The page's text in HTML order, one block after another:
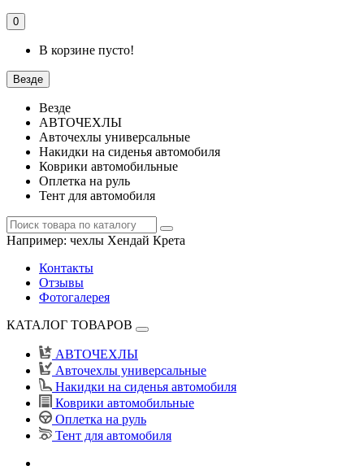
0
В корзине пусто!
Везде
Везде
АВТОЧЕХЛЫ
Авточехлы универсальные
Накидки на сиденья автомобиля
Коврики автомобильные
Оплетка на руль
Тент для автомобиля
Например: чехлы Хендай Крета
Контакты
Отзывы
Фотогалерея
КАТАЛОГ ТОВАРОВ
АВТОЧЕХЛЫ
Авточехлы универсальные
Накидки на сиденья автомобиля
Коврики автомобильные
Оплетка на руль
Тент для автомобиля